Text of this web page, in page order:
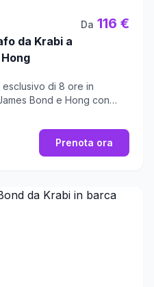
da Krabi a
Da 116 €
di 8 ore in
Bond e Hong con
Prenota ora